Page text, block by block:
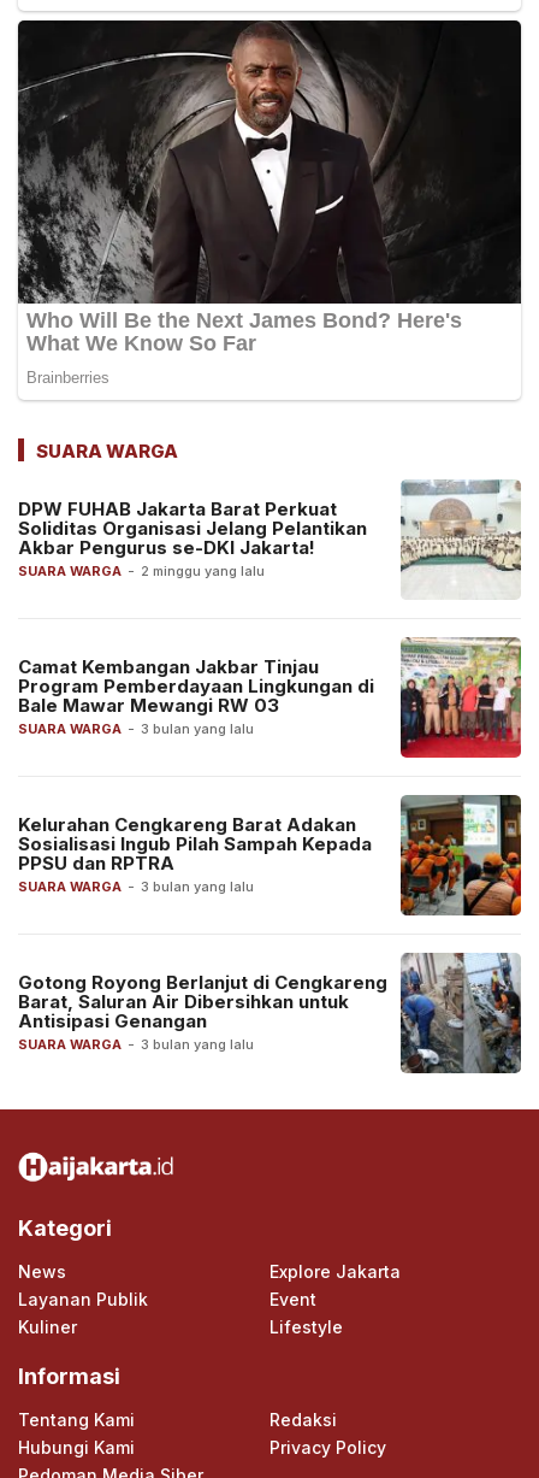
SUARA WARGA
SUARA WARGA - 2 minggu yang lalu
DPW FUHAB Jakarta Barat Perkuat
Soliditas Organisasi Jelang Pelantikan
Akbar Pengurus se-DKI Jakarta!
SUARA WARGA - 3 bulan yang lalu
Camat Kembangan Jakbar Tinjau
Program Pemberdayaan Lingkungan di
Bale Mawar Mewangi RW 03
SUARA WARGA - 3 bulan yang lalu
Kelurahan Cengkareng Barat Adakan
Sosialisasi Ingub Pilah Sampah Kepada
PPSU dan RPTRA
SUARA WARGA - 3 bulan yang lalu
Gotong Royong Berlanjut di Cengkareng
Barat, Saluran Air Dibersihkan untuk
Antisipasi Genangan
Kategori
News
Explore Jakarta
Layanan Publik
Event
Kuliner
Lifestyle
Informasi
Tentang Kami
Redaksi
Hubungi Kami
Privacy Policy